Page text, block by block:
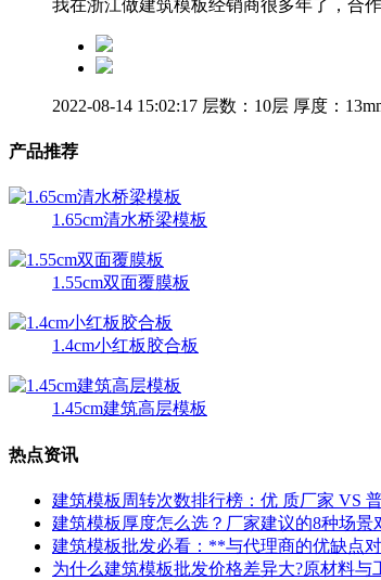
我在浙江做建筑模板经销商很多年了，合
2022-08-14 15:02:17 层数：10层 厚度：
产品推荐
1.65cm清水桥梁模板
1.55cm双面覆膜板
1.4cm小红板胶合板
1.45cm建筑高层模板
热点资讯
建筑模板周转次数排行榜：优 质厂家 VS
建筑模板厚度怎么选？厂家建议的8种场景
建筑模板批发必看：**与代理商的优缺点
为什么建筑模板批发价格差异大?原材料与